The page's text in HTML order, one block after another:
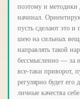
поэтому и методики
начинал.
пусть сделают это и
шею на сильных
направлять такой
бессмысленно — за
все-таки приворот,
регулярно будет его
личные качества